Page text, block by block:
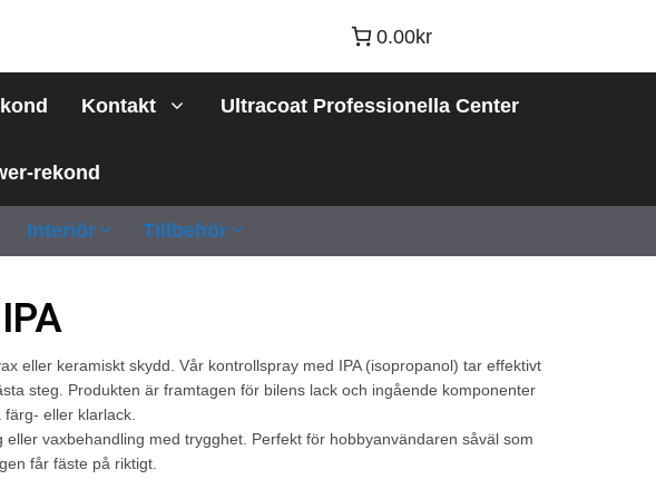
0.00kr
Kontakt Ultracoat Professionella Center
rekond
Interiör Tillbehör
eller keramiskt skydd. Vår kontrollspray med IPA (isopropanol) tar effektivt
steg. Produkten är framtagen för bilens lack och ingående komponenter
eller klarlack.
vaxbehandling med trygghet. Perfekt för hobbyanvändaren såväl som
får fäste på riktigt.